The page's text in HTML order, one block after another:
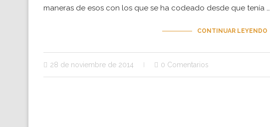
maneras de esos con los que se ha codeado desde que tenía …
CONTINUAR LEYENDO
28 de noviembre de 2014 0 Comentarios